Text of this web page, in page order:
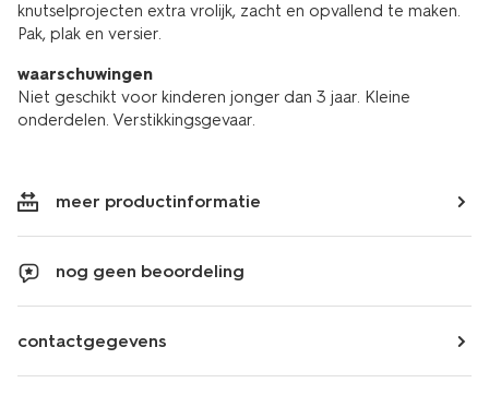
knutselprojecten extra vrolijk, zacht en opvallend te maken.
Pak, plak en versier.
waarschuwingen
Niet geschikt voor kinderen jonger dan 3 jaar. Kleine
onderdelen. Verstikkingsgevaar.
meer productinformatie
nog geen beoordeling
contactgegevens